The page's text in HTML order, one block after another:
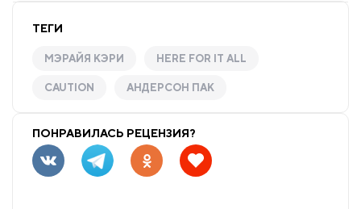
ТЕГИ
МЭРАЙЯ КЭРИ HERE FOR IT ALL
CAUTION АНДЕРСОН ПАК
ПОНРАВИЛАСЬ РЕЦЕНЗИЯ?